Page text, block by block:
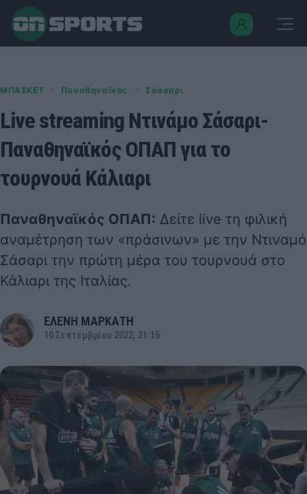
ΜΠΑΣΚΕΤ · Παναθηναϊκός · Σάσσαρι
Live streaming Ντινάμο Σάσαρι-
Παναθηναϊκός ΟΠΑΠ για το
τουρνουά Κάλιαρι
Παναθηναϊκός ΟΠΑΠ: Δείτε live τη φιλική
αναμέτρηση των «πράσινων» με την Ντιναμό
Σάσαρι την πρώτη μέρα του τουρνουά στο
Κάλιαρι της Ιταλίας.
ΕΛΕΝΗ ΜΑΡΚΑΤΗ
10 Σεπτεμβρίου 2022, 21:15